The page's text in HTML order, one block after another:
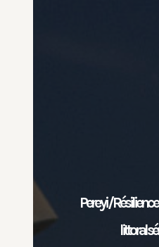
Pere yi /
littoral